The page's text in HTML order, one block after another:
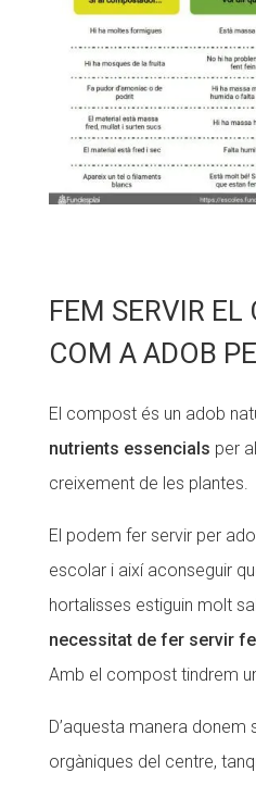
FEM SERVIR EL
COM A ADOB
El compost és un adob
nutrients essencials per
creixement de les plantes.
El podem fer servir per
escolar i així aconseguir
hortalisses estiguin molt
necessitat de fer servir
Amb el compost tindrem
D’aquesta manera
orgàniques del centre,